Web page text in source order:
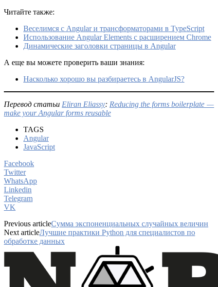
Читайте также:
Веселимся с Angular и трансформаторами в TypeScript
Использование Angular Elements с расширением Chrome
Динамические заголовки страницы в Angular
А еще вы можете проверить ваши знания:
Насколько хорошо вы разбираетесь в AngularJS?
Перевод статьи Eliran Eliassy: Reducing the forms boilerplate —
make your Angular forms reusable
TAGS
Angular
JavaScript
Facebook
Twitter
WhatsApp
Linkedin
Telegram
VK
Previous articleСумма экспоненциальных случайных величин
Next articleЛучшие практики Python для специалистов по
обработке данных